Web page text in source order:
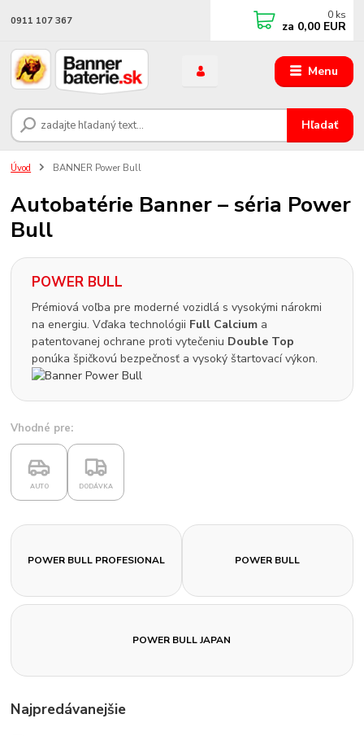
Menu
Hľadať
0911 107 367 0 ks
za 0,00 EUR
Úvod BANNER Power Bull
Autobatérie Banner – séria Power
Bull
POWER BULL
Prémiová voľba pre moderné vozidlá s vysokými nárokmi
na energiu. Vďaka technológii Full Calcium a
patentovanej ochrane proti vytečeniu Double Top
ponúka špičkovú bezpečnosť a vysoký štartovací výkon.
Vhodné pre:
AUTO DODÁVKA
POWER BULL PROFESIONAL POWER BULL
POWER BULL JAPAN
Najpredávanejšie